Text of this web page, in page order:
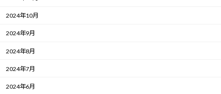
2024年10月
2024年9月
2024年8月
2024年7月
2024年6月